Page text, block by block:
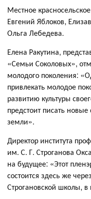
Местное
Евгений Яблоков,
Ольга Лебедева.
Елена Ракутина,
«Семьи Соколовых»,
молодого поколения:
привлекать молодое
развитию культуры
предстоит писать
земли».
Директор института
им. С. Г. Строганова
на будущее: «Этот
состоится здесь же
Строгановской школы,